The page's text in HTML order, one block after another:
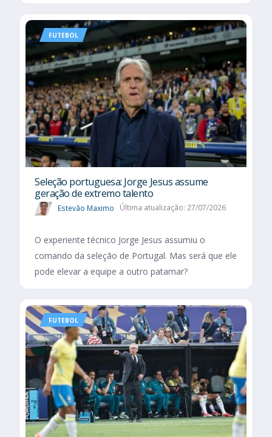
FUTEBOL
Seleção portuguesa: Jorge Jesus assume
geração de extremo talento
Estevão Maximo Última atualização: 27/07/2026
O experiente técnico Jorge Jesus assumiu o
comando da seleção de Portugal. Mas será que ele
pode elevar a equipe a outro patamar?
FUTEBOL